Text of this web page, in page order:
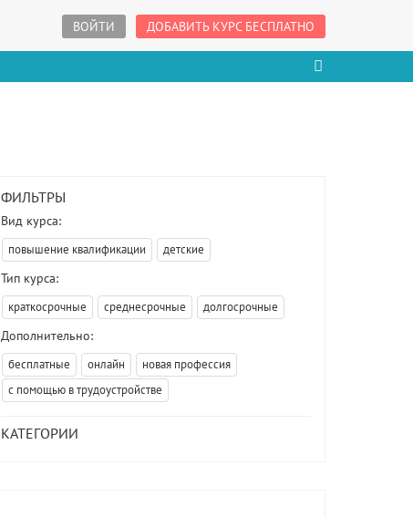
ВОЙТИ ДОБАВИТЬ КУРС БЕСПЛАТНО
ФИЛЬТРЫ
Вид курса:
повышение квалификации детские
Тип курса:
краткосрочные среднесрочные долгосрочные
Дополнительно:
бесплатные онлайн
новая профессия
с помощью в трудоустройстве
КАТЕГОРИИ